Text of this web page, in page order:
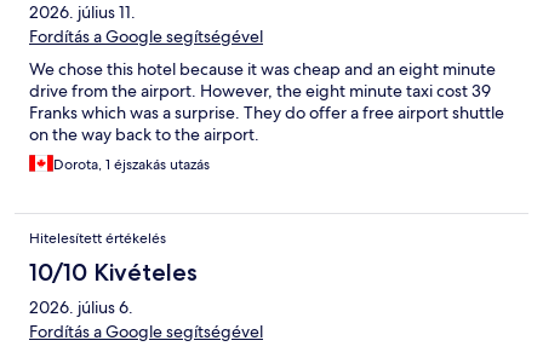
2026. július 11.
Fordítás a Google segítségével
We chose this hotel because it was cheap and an eight minute
drive from the airport. However, the eight minute taxi cost 39
Franks which was a surprise. They do offer a free airport shuttle
on the way back to the airport.
Dorota, 1 éjszakás utazás
Hitelesített értékelés
10/10 Kivételes
2026. július 6.
Fordítás a Google segítségével